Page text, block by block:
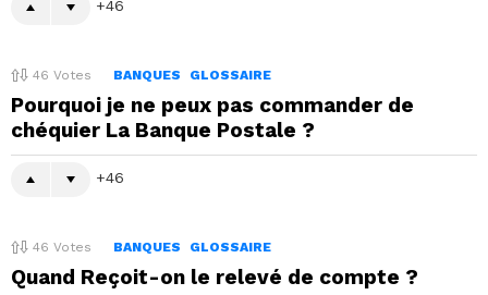
46
46 Votes BANQUES GLOSSAIRE
Pourquoi je ne peux pas commander de
chéquier La Banque Postale ?
46
46 Votes BANQUES GLOSSAIRE
Quand Reçoit-on le relevé de compte ?